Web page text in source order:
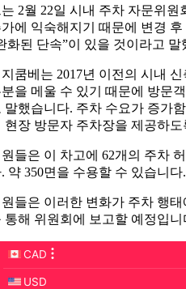
2월 22일 시내 주차 자문위
에 익숙해지기 때문에 변경
화된 단속”이 있을 것이라고 말
쿰베는 2017년 이전의 시내
을 메울 수 있기 때문에 방문
말했습니다. 주차 수요가 증가
현장 방문자 주차장을 제공하
들은 이 차고에 62개의 주차
약 350면을 수용할 수 있습니다.
들은 이러한 변화가 주차 행
통해 위원회에 보고할 예정입니